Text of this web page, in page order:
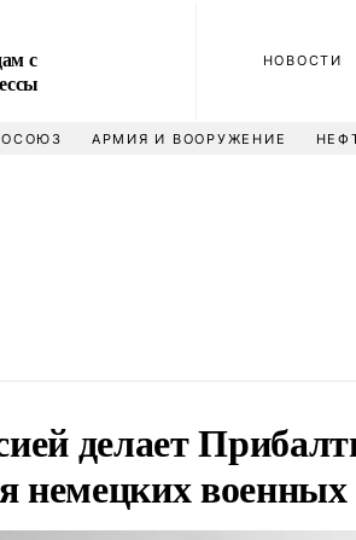
с
НОВОСТИ
АРМИЯ И ВООРУЖЕНИЕ
делает
немецких военных